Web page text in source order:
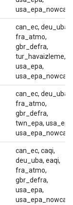
usa_epa_nowcast
can_ec, deu_uba,
fra_atmo,
gbr_defra,
tur_havaizleme,
usa_epa,
usa_epa_nowcast
can_ec, deu_uba,
fra_atmo,
gbr_defra,
twn_epa,
usa_epa_nowcast
can_ec, caqi,
deu_uba, eaqi,
fra_atmo,
gbr_defra,
usa_epa,
usa_epa_nowcast